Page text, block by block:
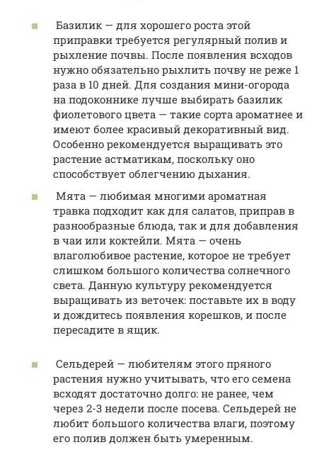
Базилик — для хорошего роста этой
приправки требуется регулярный полив и
рыхление почвы. После появления всходов
нужно обязательно рыхлить почву не реже 1
раза в 10 дней. Для создания мини-огорода
на подоконнике лучше выбирать базилик
фиолетового цвета — такие сорта ароматнее и
имеют более красивый декоративный вид.
Особенно рекомендуется выращивать это
растение астматикам, поскольку оно
способствует облегчению дыхания.
Мята — любимая многими ароматная
травка подходит как для салатов, приправ в
разнообразные блюда, так и для добавления
в чаи или коктейли. Мята — очень
влаголюбивое растение, которое не требует
слишком большого количества солнечного
света. Данную культуру рекомендуется
выращивать из веточек: поставьте их в воду
и дождитесь появления корешков, и после
пересадите в ящик.
Сельдерей — любителям этого пряного
растения нужно учитывать, что его семена
всходят достаточно долго: не ранее, чем
через 2-3 недели после посева. Сельдерей не
любит большого количества влаги, поэтому
его полив должен быть умеренным.